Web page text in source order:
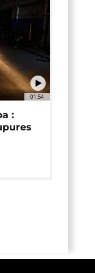
01:54
: